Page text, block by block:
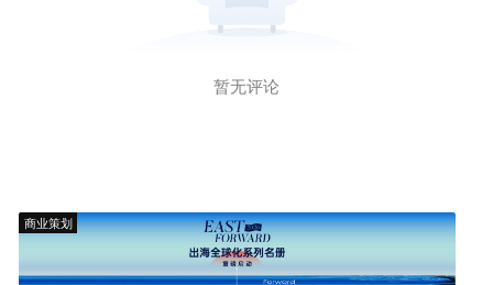
暂无评论
商业策划